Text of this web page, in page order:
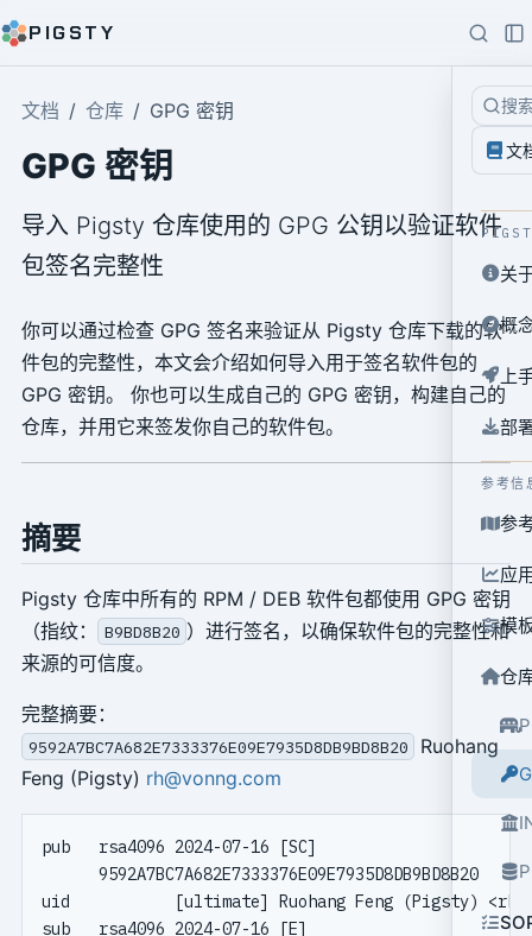
PIGSTY
搜
文
关
概
上
部
参考信
参
应
模
仓
文档 仓库 GPG 密钥
GPG 密钥
导入 Pigsty 仓库使用的 GPG 公钥以验证软件
包签名完整性
你可以通过检查 GPG 签名来验证从 Pigsty 仓库下载的软
件包的完整性，本文会介绍如何导入用于签名软件包的
GPG 密钥。 你也可以生成自己的 GPG 密钥，构建自己的
仓库，并用它来签发你自己的软件包。
摘要
Pigsty 仓库中所有的 RPM / DEB 软件包都使用 GPG 密钥
（指纹：
B9BD8B20 ）进行签名，以确保软件包的完整性和
来源的可信度。
完整摘要：
9592A7BC7A682E7333376E09E7935D8DB9BD8B20
Ruohang
Feng (Pigsty) rh@vonng.com
pub   rsa4096 2024-07-16 [SC]
      9592A7BC7A682E7333376E09E7935D8DB9BD8B20
uid           [ultimate] Ruohang Feng (Pigsty)